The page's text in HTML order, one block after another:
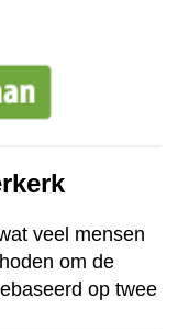
veel mensen
om de
op twee